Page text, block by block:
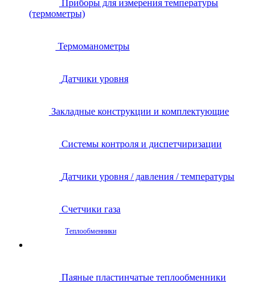
Приборы для измерения температуры
(термометры)
Термоманометры
Датчики уровня
Закладные конструкции и комплектующие
Системы контроля и диспетчиризации
Датчики уровня / давления / температуры
Счетчики газа
Теплообменники
Паяные пластинчатые теплообменники